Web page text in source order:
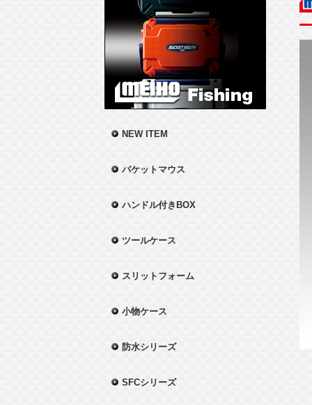
NEW ITEM
バケットマウス
ハンドル付きBOX
ツールケース
スリットフォーム
小物ケース
防水シリーズ
SFCシリーズ